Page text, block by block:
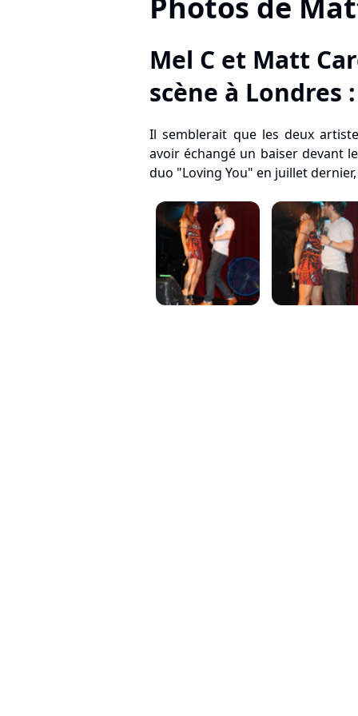
Mel C et Matt
scène à Londres
Il semblerait que les deux
avoir échangé un baiser devant
duo "Loving You" en juillet